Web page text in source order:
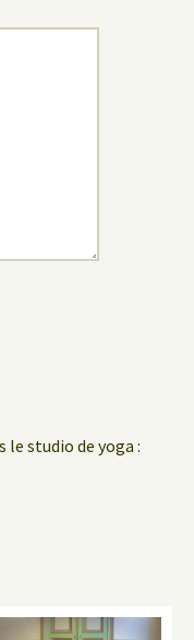
le studio de yoga :